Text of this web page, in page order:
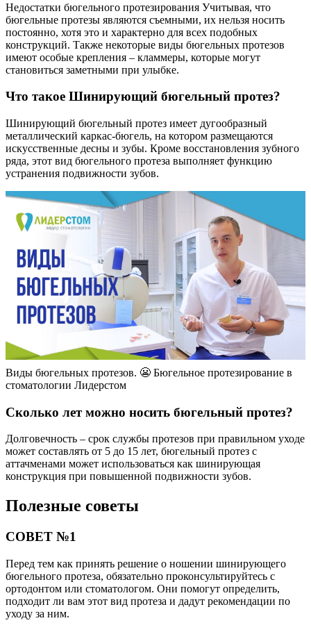
Недостатки бюгельного протезирования Учитывая, что
бюгельные протезы являются съемными, их нельзя носить
постоянно, хотя это и характерно для всех подобных
конструкций. Также некоторые виды бюгельных протезов
имеют особые крепления – кламмеры, которые могут
становиться заметными при улыбке.
Что такое Шинирующий бюгельный протез?
Шинирующий бюгельный протез имеет дугообразный
металлический каркас-бюгель, на котором размещаются
искусственные десны и зубы. Кроме восстановления зубного
ряда, этот вид бюгельного протеза выполняет функцию
устранения подвижности зубов.
Виды бюгельных протезов. 😬 Бюгельное протезирование в
стоматологии Лидерстом
Сколько лет можно носить бюгельный протез?
Долговечность – срок службы протезов при правильном уходе
может составлять от 5 до 15 лет, бюгельный протез с
аттачменами может использоваться как шинирующая
конструкция при повышенной подвижности зубов.
Полезные советы
СОВЕТ №1
Перед тем как принять решение о ношении шинирующего
бюгельного протеза, обязательно проконсультируйтесь с
ортодонтом или стоматологом. Они помогут определить,
подходит ли вам этот вид протеза и дадут рекомендации по
уходу за ним.